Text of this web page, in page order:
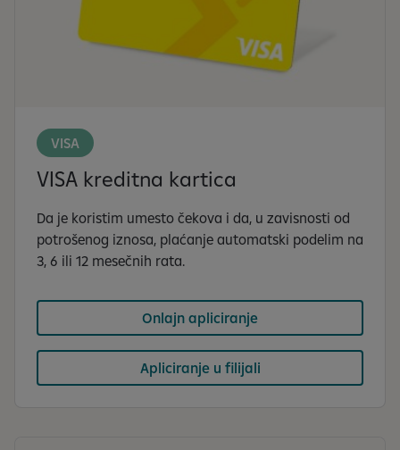
VISA
VISA kreditna kartica
Da je koristim umesto čekova i da, u zavisnosti od
potrošenog iznosa, plaćanje automatski podelim na
3, 6 ili 12 mesečnih rata.
Onlajn apliciranje
Apliciranje u filijali